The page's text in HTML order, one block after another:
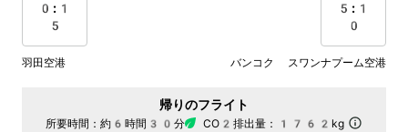
0:1
5
5:1
0
羽田空港 バンコク スワンナプーム空港
帰りのフライト
所要時間： 約6時間30分 CO2排出量： 1762kg